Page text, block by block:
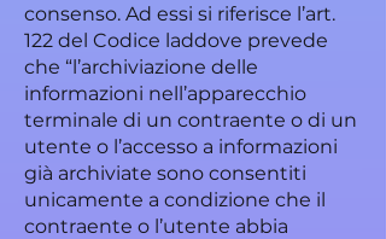
consenso. Ad essi si riferisce l’art.
122 del Codice laddove prevede
che “l’archiviazione delle
informazioni nell’apparecchio
terminale di un contraente o di un
utente o l’accesso a informazioni
già archiviate sono consentiti
unicamente a condizione che il
contraente o l’utente abbia